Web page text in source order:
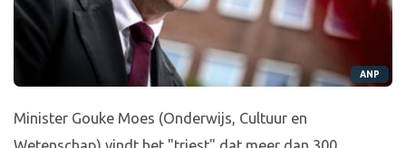
ANP
Minister Gouke Moes (Onderwijs, Cultuur en